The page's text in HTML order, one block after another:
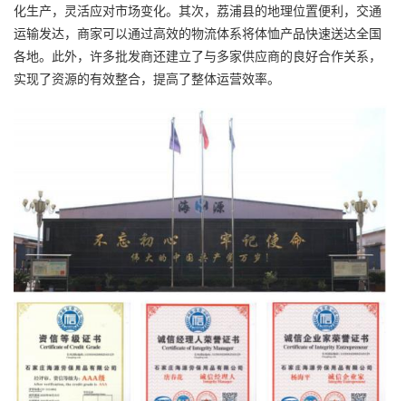
化生产，灵活应对市场变化。其次，荔浦县的地理位置便利，交通
运输发达，商家可以通过高效的物流体系将体恤产品快速送达全国
各地。此外，许多批发商还建立了与多家供应商的良好合作关系，
实现了资源的有效整合，提高了整体运营效率。